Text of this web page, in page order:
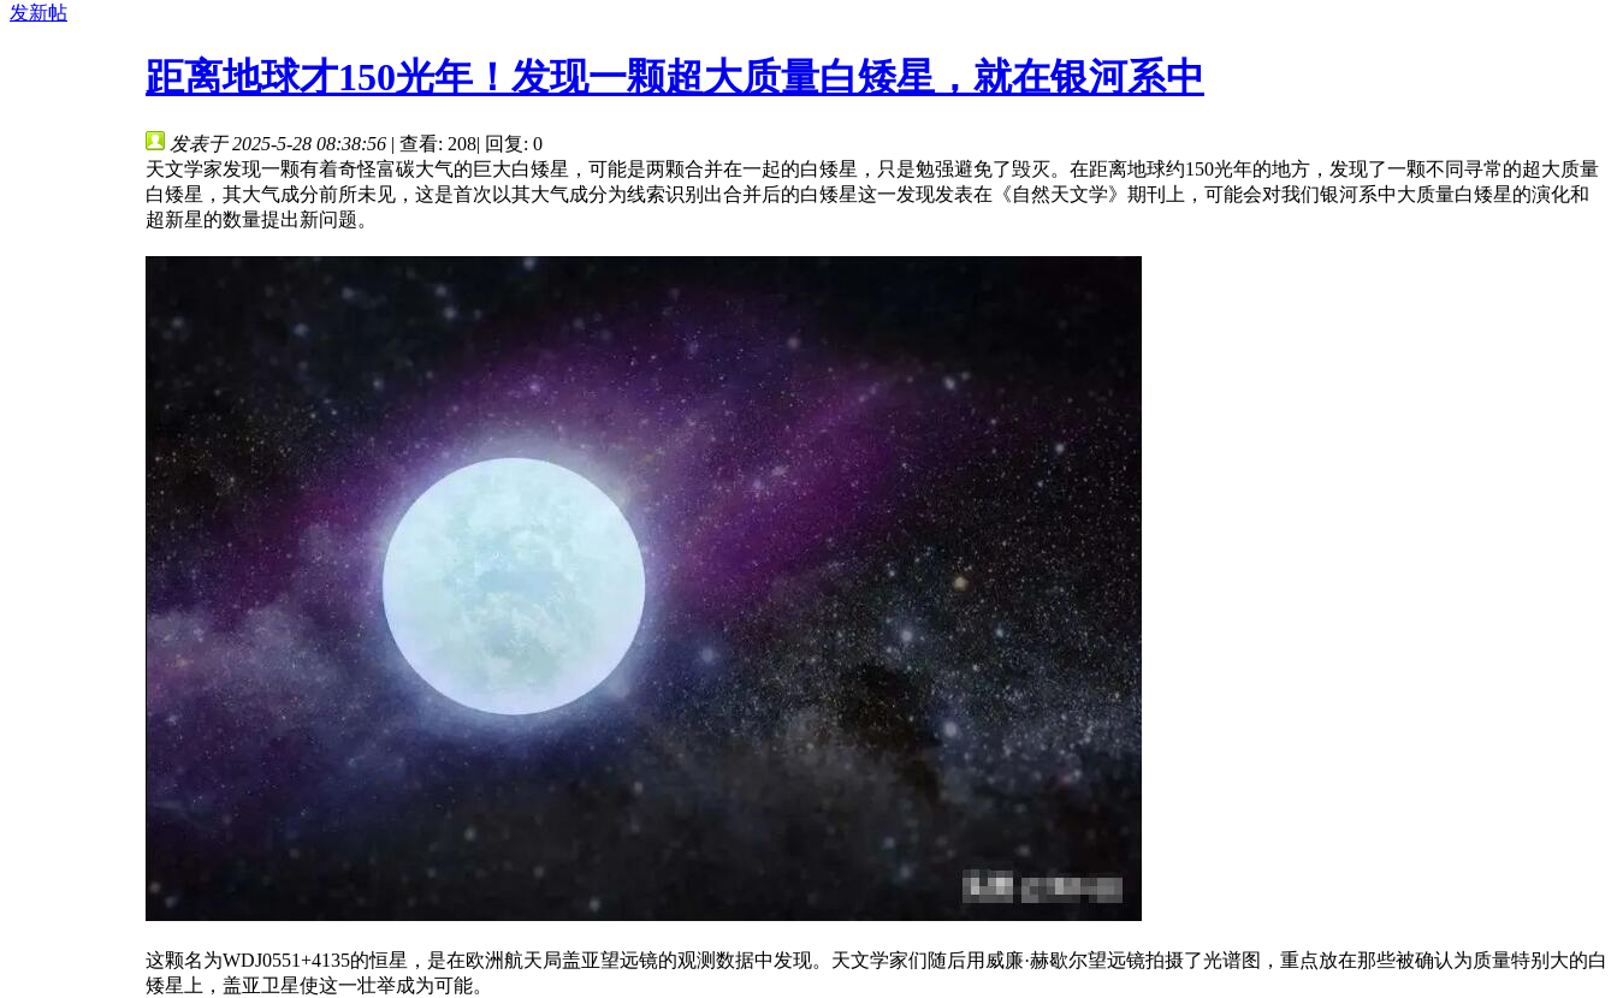
发新帖
距离地球才150光年！发现一颗超大质量白矮星，就在银河系中
发表于 2025-5-28 08:38:56 | 查看: 208| 回复: 0
天文学家发现一颗有着奇怪富碳大气的巨大白矮星，可能是两颗合并在一起的白矮星，只是勉强避免了毁灭。在距离地球约150光年的地方，发现了一颗不同寻常的超大质量
白矮星，其大气成分前所未见，这是首次以其大气成分为线索识别出合并后的白矮星这一发现发表在《自然天文学》期刊上，可能会对我们银河系中大质量白矮星的演化和
超新星的数量提出新问题。
这颗名为WDJ0551+4135的恒星，是在欧洲航天局盖亚望远镜的观测数据中发现。天文学家们随后用威廉·赫歇尔望远镜拍摄了光谱图，重点放在那些被确认为质量特别大的白
矮星上，盖亚卫星使这一壮举成为可能。